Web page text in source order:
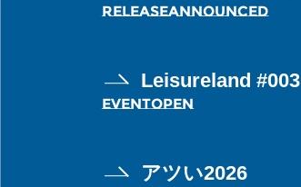
RELEASEANNOUNCED
Leisureland #003
EVENTOPEN
アツい2026